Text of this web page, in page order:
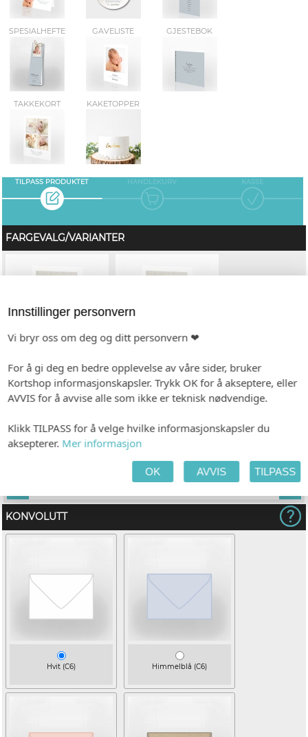
SPESIALHEFTE GAVELISTE GJESTEBOK
TAKKEKORT KAKETOPPER
TILPASS PRODUKTET HANDLEKURV KASSE
FARGEVALG/VARIANTER
c1 c2
INDIVIDUALISERING
KONVOLUTT
Hvit (C6) Himmelblå (C6)
Innstillinger personvern
Vi bryr oss om deg og ditt personvern ❤
For å gi deg en bedre opplevelse av våre sider, bruker
Kortshop informasjonskapsler. Trykk OK for å akseptere, eller
AVVIS for å avvise alle som ikke er teknisk nødvendige.
Klikk TILPASS for å velge hvilke informasjonskapsler du
aksepterer. Mer informasjon
OK AVVIS TILPASS